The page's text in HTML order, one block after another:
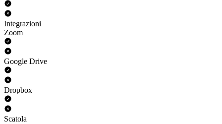
Integrazioni
Zoom
Google Drive
Dropbox
Scatola